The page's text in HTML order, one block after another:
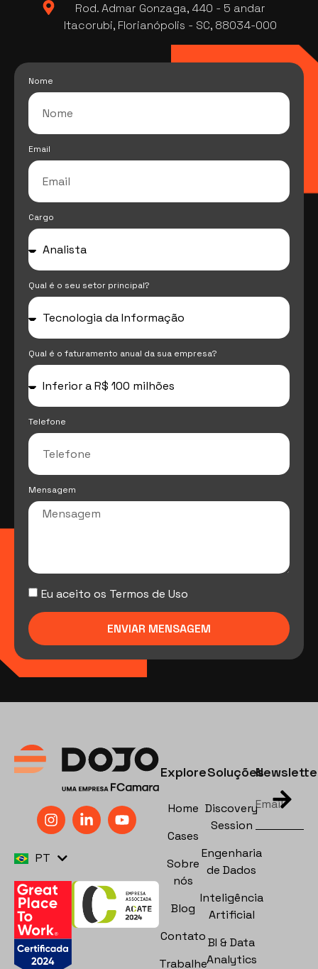
Rod. Admar Gonzaga, 440 - 5 andar
Itacorubi, Florianópolis - SC, 88034-000
Nome
Email
Cargo
Qual é o seu setor principal?
Qual é o faturamento anual da sua empresa?
Telefone
Mensagem
Eu aceito os Termos de Uso
ENVIAR MENSAGEM
PT
ES
Explore
Home
Cases
Sobre
nós
Blog
Contato
Trabalhe
Soluções
Discovery
Session
Engenharia
de Dados
Inteligência
Artificial
BI & Data
Analytics